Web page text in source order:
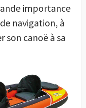
importance
navigation, à
son canoë à sa